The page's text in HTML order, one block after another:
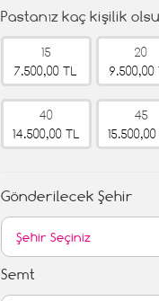
Pastanız kaç kişilik
15
7.500,00 TL
20
9.500,00
40
14.500,00 TL
45
15.500,00
Gönderilecek Şehir
Semt